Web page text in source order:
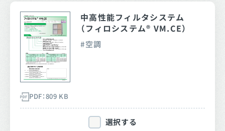
中高性能フィルタシステム
（フィロシステム® VM.CE）
空調
PDF：809 KB
選択する